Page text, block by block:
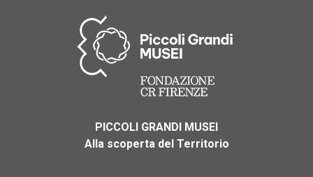
PICCOLI GRANDI MUSEI
Alla scoperta del Territorio